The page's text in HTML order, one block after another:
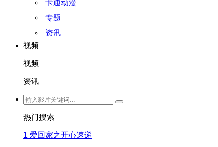
卡通动漫
专题
资讯
视频
视频
资讯
热门搜索
1 爱回家之开心速递